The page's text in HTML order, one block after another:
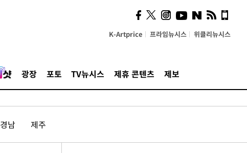
K-Artprice 프라임뉴시스 위클리뉴시스
광장 포토 TV뉴시스 제휴 콘텐츠 제보
경남 제주